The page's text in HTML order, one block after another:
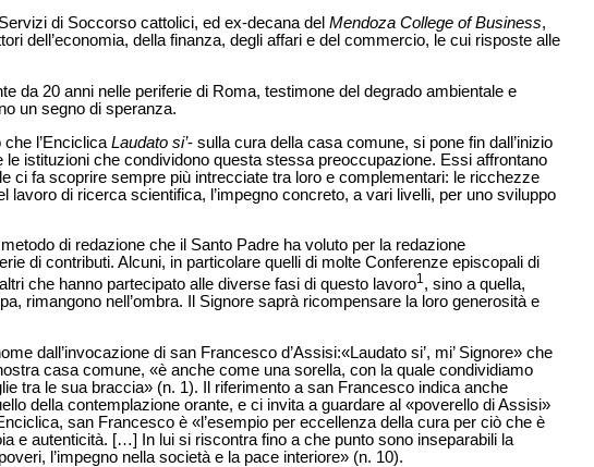
di Soccorso cattolici, ed ex-decana del Mendoza College of Business,
dell’economia, della finanza, degli affari e del commercio, le cui risposte alle
da 20 anni nelle periferie di Roma, testimone del degrado ambientale e
un segno di speranza.
l’Enciclica Laudato si’- sulla cura della casa comune, si pone fin dall’inizio
istituzioni che condividono questa stessa preoccupazione. Essi affrontano
ci fa scoprire sempre più intrecciate tra loro e complementari: le ricchezze
lavoro di ricerca scientifica, l’impegno concreto, a vari livelli, per uno sviluppo
di redazione che il Santo Padre ha voluto per la redazione
di contributi. Alcuni, in particolare quelli di molte Conferenze episcopali di
che hanno partecipato alle diverse fasi di questo lavoro1, sino a quella,
rimangono nell’ombra. Il Signore saprà ricompensare la loro generosità e
dall’invocazione di san Francesco d’Assisi:«Laudato si’, mi’ Signore» che
casa comune, «è anche come una sorella, con la quale condividiamo
tra le sua braccia» (n. 1). Il riferimento a san Francesco indica anche
della contemplazione orante, e ci invita a guardare al «poverello di Assisi»
san Francesco è «l’esempio per eccellenza della cura per ciò che è
e autenticità. […] In lui si riscontra fino a che punto sono inseparabili la
l’impegno nella società e la pace interiore» (n. 10).